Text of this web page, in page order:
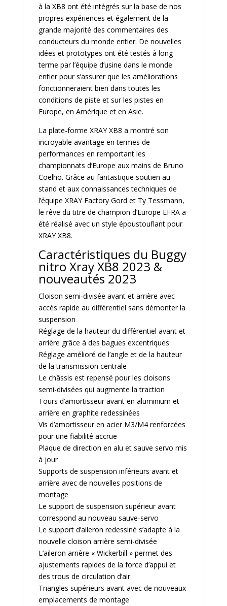
à la XB8 ont été intégrés sur la base de nos
propres expériences et également de la
grande majorité des commentaires des
conducteurs du monde entier. De nouvelles
idées et prototypes ont été testés à long
terme par l’équipe d’usine dans le monde
entier pour s’assurer que les améliorations
fonctionneraient bien dans toutes les
conditions de piste et sur les pistes en
Europe, en Amérique et en Asie.
La plate-forme XRAY XB8 a montré son
incroyable avantage en termes de
performances en remportant les
championnats d’Europe aux mains de Bruno
Coelho. Grâce au fantastique soutien au
stand et aux connaissances techniques de
l’équipe XRAY Factory Gord et Ty Tessmann,
le rêve du titre de champion d’Europe EFRA a
été réalisé avec un style époustouflant pour
XRAY XB8.
Caractéristiques du Buggy
nitro Xray XB8 2023 &
nouveautés 2023
Cloison semi-divisée avant et arrière avec
accès rapide au différentiel sans démonter la
suspension
Réglage de la hauteur du différentiel avant et
arrière grâce à des bagues excentriques
Réglage amélioré de l’angle et de la hauteur
de la transmission centrale
Le châssis est repensé pour les cloisons
semi-divisées qui augmente la traction
Tours d’amortisseur avant en aluminium et
arrière en graphite redessinées
Vis d’amortisseur en acier M3/M4 renforcées
pour une fiabilité accrue
Plaque de direction en alu et sauve servo mis
à jour
Supports de suspension inférieurs avant et
arrière avec de nouvelles positions de
montage
Le support de suspension supérieur avant
correspond au nouveau sauve-servo
Le support d’aileron redessiné s’adapte à la
nouvelle cloison arrière semi-divisée
L’aileron arrière « Wickerbill » permet des
ajustements rapides de la force d’appui et
des trous de circulation d’air
Triangles supérieurs avant avec de nouveaux
emplacements de montage